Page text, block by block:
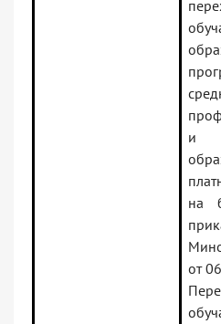
и
на
от